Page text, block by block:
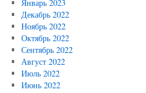
Январь 2023
Декабрь 2022
Ноябрь 2022
Октябрь 2022
Сентябрь 2022
Август 2022
Июль 2022
Июнь 2022